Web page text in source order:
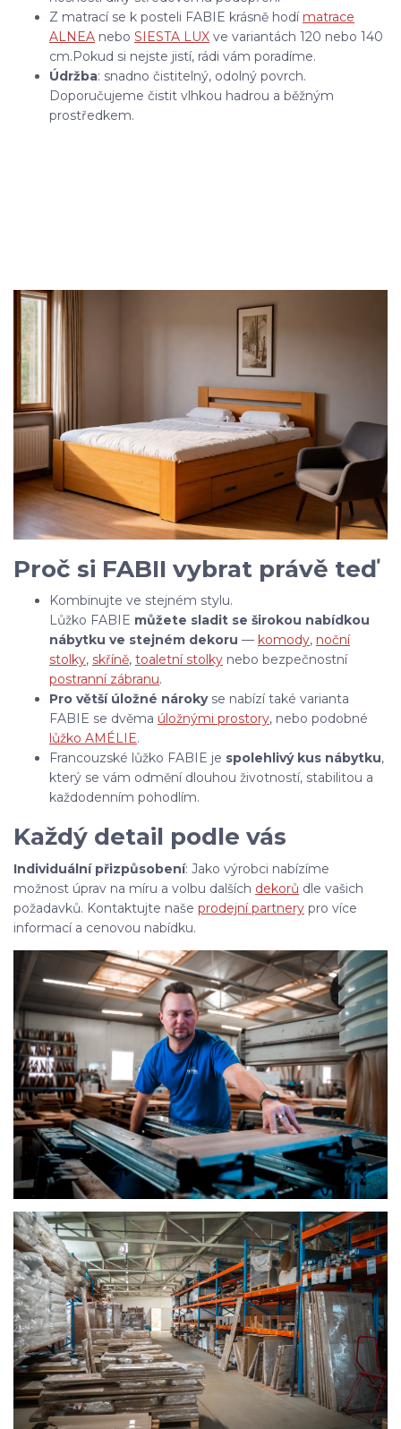
Z matrací se k posteli FABIE krásně hodí matrace
ALNEA nebo SIESTA LUX ve variantách 120 nebo 140
cm.Pokud si nejste jistí, rádi vám poradíme.
Údržba: snadno čistitelný, odolný povrch.
Doporučujeme čistit vlhkou hadrou a běžným
prostředkem.
Proč si FABII vybrat právě teď
Kombinujte ve stejném stylu.
Lůžko FABIE můžete sladit se širokou nabídkou
nábytku ve stejném dekoru — komody, noční
stolky, skříně, toaletní stolky nebo bezpečnostní
postranní zábranu.
Pro větší úložné nárokyse nabízí také varianta
FABIE se dvěma úložnými prostory, nebo podobné
lůžko AMÉLIE.
Francouzské lůžko FABIE je spolehlivý kus nábytku,
který se vám odmění dlouhou životností, stabilitou a
každodenním pohodlím.
Každý detail podle vás
Individuální přizpůsobení: Jako výrobci nabízíme
možnost úprav na míru a volbu dalších dekorů dle vašich
požadavků. Kontaktujte naše prodejní partnery pro více
informací a cenovou nabídku.